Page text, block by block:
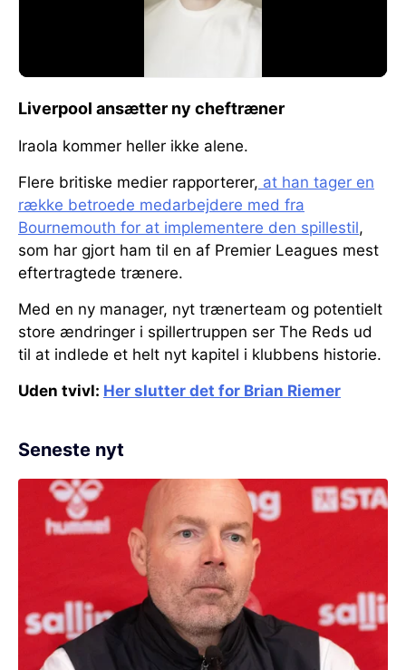
Liverpool ansætter ny cheftræner
Iraola kommer heller ikke alene.
Flere britiske medier rapporterer, at han tager en
række betroede medarbejdere med fra
Bournemouth for at implementere den spillestil,
som har gjort ham til en af Premier Leagues mest
eftertragtede trænere.
Med en ny manager, nyt trænerteam og potentielt
store ændringer i spillertruppen ser The Reds ud
til at indlede et helt nyt kapitel i klubbens historie.
Uden tvivl: Her slutter det for Brian Riemer
Seneste nyt